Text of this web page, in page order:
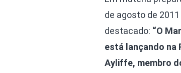
de agosto de
destacado: “O
está lançando na
Ayliffe, membro